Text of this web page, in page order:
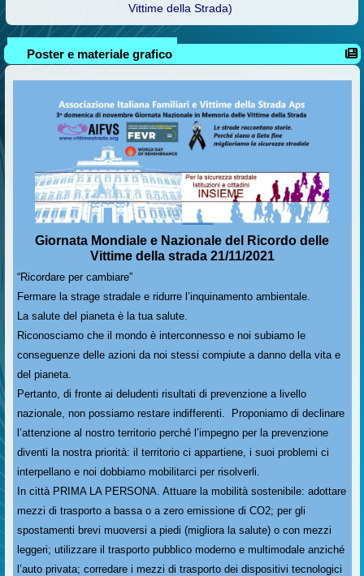
Vittime della Strada)
Poster e materiale grafico
Giornata Mondiale e Nazionale del Ricordo delle
Vittime della strada 21/11/2021
“Ricordare per cambiare”
Fermare la strage stradale e ridurre l’inquinamento ambientale.
La salute del pianeta è la tua salute.
Riconosciamo che il mondo è interconnesso e noi subiamo le
conseguenze delle azioni da noi stessi compiute a danno della vita e
del pianeta.
Pertanto, di fronte ai deludenti risultati di prevenzione a livello
nazionale, non possiamo restare indifferenti. Proponiamo di declinare
l’attenzione al nostro territorio perché l’impegno per la prevenzione
diventi la nostra priorità: il territorio ci appartiene, i suoi problemi ci
interpellano e noi dobbiamo mobilitarci per risolverli.
In città PRIMA LA PERSONA. Attuare la mobilità sostenibile: adottare
mezzi di trasporto a bassa o a zero emissione di CO2; per gli
spostamenti brevi muoversi a piedi (migliora la salute) o con mezzi
leggeri; utilizzare il trasporto pubblico moderno e multimodale anziché
l’auto privata; corredare i mezzi di trasporto dei dispositivi tecnologici